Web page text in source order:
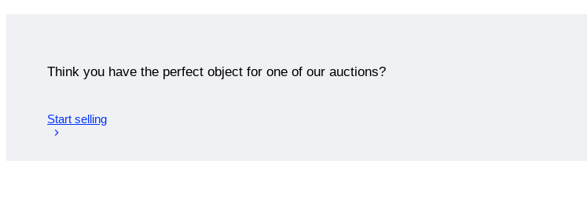
Think you have the perfect object for one of our auctions?
Start selling